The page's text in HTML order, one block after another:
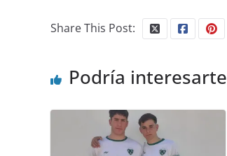
Share This Post:
Podría interesarte